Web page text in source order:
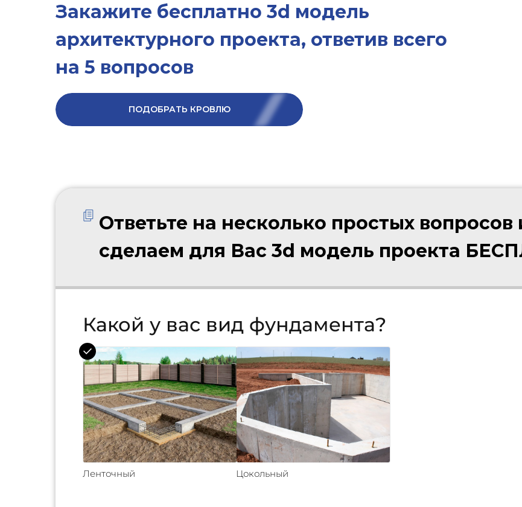
ПОДОБРАТЬ КРОВЛЮ
Закажите бесплатно 3d модель
архитектурного проекта, ответив всего
на 5 вопросов
Ответьте на несколько простых
сделаем для Вас 3d модель проекта
Какой у вас вид фундамента?
Ленточный Цокольный